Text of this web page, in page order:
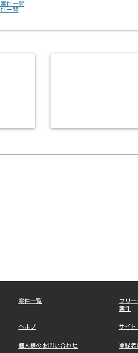
件一覧
一覧
案件一覧
フリ
案件
ヘルプ サイ
個人様のお問い合わせ 登録者